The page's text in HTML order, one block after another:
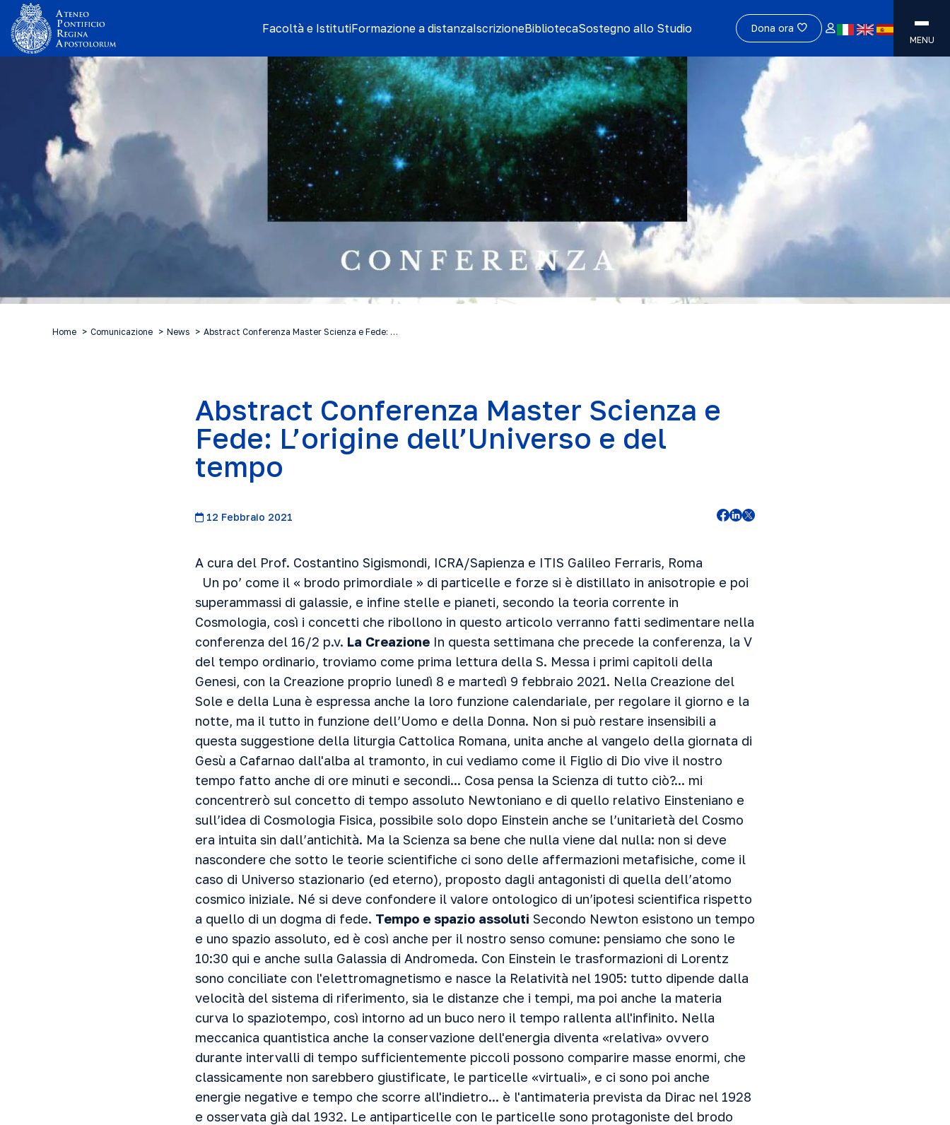
Facoltà e IstitutiFormazione a distanzaIscrizioneBibliotecaSostegno allo Studio Dona ora
MENU
Home Comunicazione News Abstract Conferenza Master Scienza e Fede: …
Abstract Conferenza Master Scienza e
Fede: L’origine dell’Universo e del
tempo
12 Febbraio 2021
A cura del Prof. Costantino Sigismondi, ICRA/Sapienza e ITIS Galileo Ferraris, Roma
Un po’ come il « brodo primordiale » di particelle e forze si è distillato in anisotropie e poi
superammassi di galassie, e infine stelle e pianeti, secondo la teoria corrente in
Cosmologia, così i concetti che ribollono in questo articolo verranno fatti sedimentare nella
conferenza del 16/2 p.v. La Creazione In questa settimana che precede la conferenza, la V
del tempo ordinario, troviamo come prima lettura della S. Messa i primi capitoli della
Genesi, con la Creazione proprio lunedì 8 e martedì 9 febbraio 2021. Nella Creazione del
Sole e della Luna è espressa anche la loro funzione calendariale, per regolare il giorno e la
notte, ma il tutto in funzione dell’Uomo e della Donna. Non si può restare insensibili a
questa suggestione della liturgia Cattolica Romana, unita anche al vangelo della giornata di
Gesù a Cafarnao dall'alba al tramonto, in cui vediamo come il Figlio di Dio vive il nostro
tempo fatto anche di ore minuti e secondi... Cosa pensa la Scienza di tutto ciò?... mi
concentrerò sul concetto di tempo assoluto Newtoniano e di quello relativo Einsteniano e
sull’idea di Cosmologia Fisica, possibile solo dopo Einstein anche se l’unitarietà del Cosmo
era intuita sin dall’antichità. Ma la Scienza sa bene che nulla viene dal nulla: non si deve
nascondere che sotto le teorie scientifiche ci sono delle affermazioni metafisiche, come il
caso di Universo stazionario (ed eterno), proposto dagli antagonisti di quella dell’atomo
cosmico iniziale. Né si deve confondere il valore ontologico di un’ipotesi scientifica rispetto
a quello di un dogma di fede. Tempo e spazio assoluti Secondo Newton esistono un tempo
e uno spazio assoluto, ed è così anche per il nostro senso comune: pensiamo che sono le
10:30 qui e anche sulla Galassia di Andromeda. Con Einstein le trasformazioni di Lorentz
sono conciliate con l'elettromagnetismo e nasce la Relatività nel 1905: tutto dipende dalla
velocità del sistema di riferimento, sia le distanze che i tempi, ma poi anche la materia
curva lo spaziotempo, così intorno ad un buco nero il tempo rallenta all'infinito. Nella
meccanica quantistica anche la conservazione dell'energia diventa «relativa» ovvero
durante intervalli di tempo sufficientemente piccoli possono comparire masse enormi, che
classicamente non sarebbero giustificate, le particelle «virtuali», e ci sono poi anche
energie negative e tempo che scorre all'indietro... è l'antimateria prevista da Dirac nel 1928
e osservata già dal 1932. Le antiparticelle con le particelle sono protagoniste del brodo